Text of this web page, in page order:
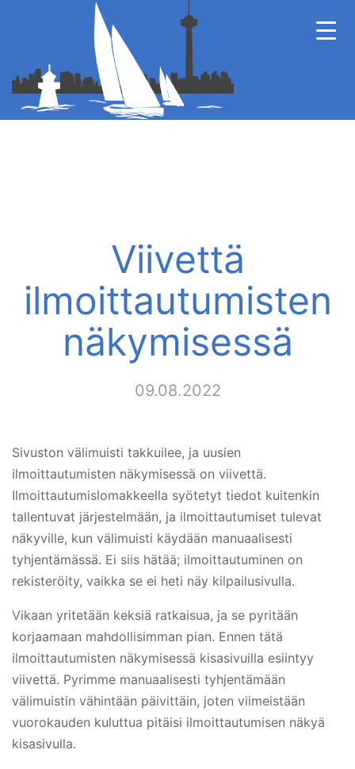
Viivettä
ilmoittautumisten
näkymisessä
09.08.2022
Sivuston välimuisti takkuilee, ja uusien
ilmoittautumisten näkymisessä on viivettä.
Ilmoittautumislomakkeella syötetyt tiedot kuitenkin
tallentuvat järjestelmään, ja ilmoittautumiset tulevat
näkyville, kun välimuisti käydään manuaalisesti
tyhjentämässä. Ei siis hätää; ilmoittautuminen on
rekisteröity, vaikka se ei heti näy kilpailusivulla.
Vikaan yritetään keksiä ratkaisua, ja se pyritään
korjaamaan mahdollisimman pian. Ennen tätä
ilmoittautumisten näkymisessä kisasivuilla esiintyy
viivettä. Pyrimme manuaalisesti tyhjentämään
välimuistin vähintään päivittäin, joten viimeistään
vuorokauden kuluttua pitäisi ilmoittautumisen näkyä
kisasivulla.